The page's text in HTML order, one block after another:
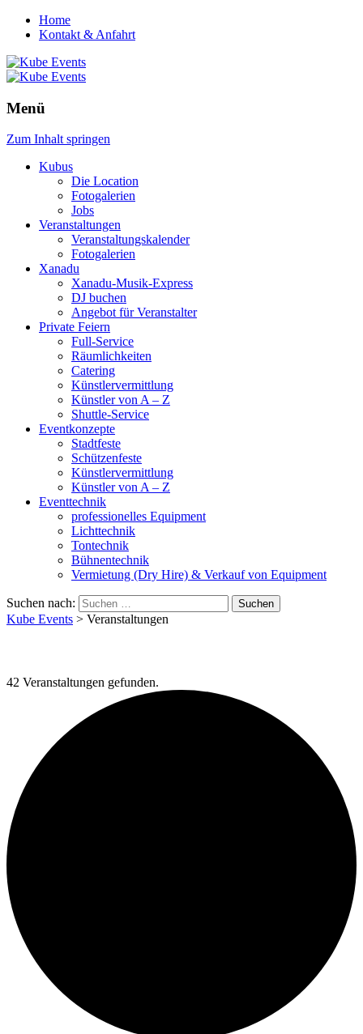
Home
Kontakt & Anfahrt
Menü
Zum Inhalt springen
Kubus
Die Location
Fotogalerien
Jobs
Veranstaltungen
Veranstaltungskalender
Fotogalerien
Xanadu
Xanadu-Musik-Express
DJ buchen
Angebot für Veranstalter
Private Feiern
Full-Service
Räumlichkeiten
Catering
Künstlervermittlung
Künstler von A – Z
Shuttle-Service
Eventkonzepte
Stadtfeste
Schützenfeste
Künstlervermittlung
Künstler von A – Z
Eventtechnik
professionelles Equipment
Lichttechnik
Tontechnik
Bühnentechnik
Vermietung (Dry Hire) & Verkauf von Equipment
Suchen nach:
Kube Events > Veranstaltungen
42 Veranstaltungen gefunden.